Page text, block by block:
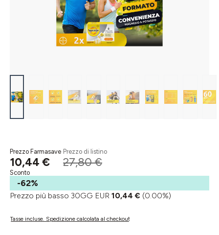
Prezzo Farmasave
10,44 €
Prezzo di listino
27,80 €
Sconto
-62%
Prezzo più basso 30GG EUR 10,44 € (0.00%)
Tasse incluse. Spedizione calcolata al checkout